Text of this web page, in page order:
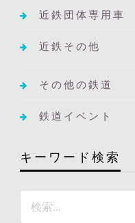
近鉄団体専用車
近鉄その他
その他の鉄道
鉄道イベント
キーワード検索